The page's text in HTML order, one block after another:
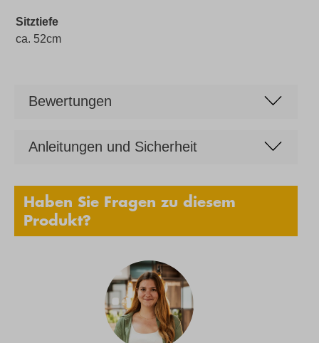
Sitztiefe
ca. 52cm
Bewertungen
Anleitungen und Sicherheit
Haben Sie Fragen zu diesem
Produkt?